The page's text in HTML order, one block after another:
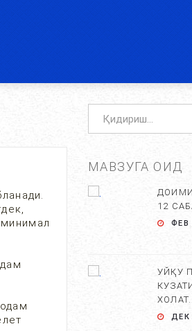
МАВЗУГА ОИД
12
ФЕВ
УЙҚУ
ДЕК